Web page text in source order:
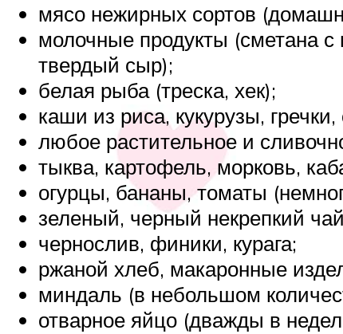
мясо нежирных сортов
молочные продукты (сметана с
твердый сыр);
белая рыба (треска, хек);
каши из риса, кукурузы, гречки,
любое растительное и
тыква, картофель, морковь,
огурцы, бананы, томаты
зеленый, черный некрепкий
чернослив, финики, курага;
ржаной хлеб, макаронные
миндаль (в небольшом
отварное яйцо (дважды в